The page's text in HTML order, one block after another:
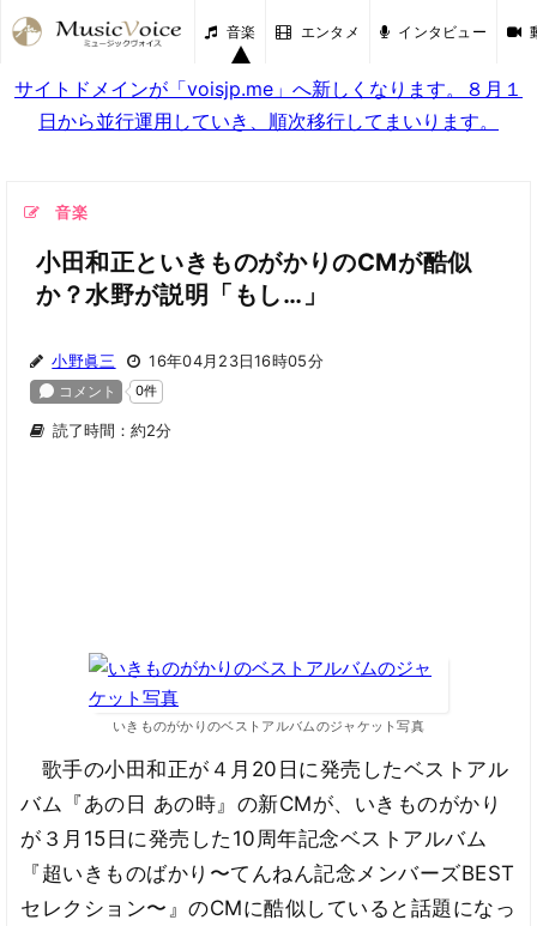
音楽 エンタメ インタビュー
サイトドメインが「voisjp.me」へ新しくなります。８月１
日から並行運用していき、順次移行してまいります。
音楽
小田和正といきものがかりのCMが酷似
か？水野が説明「もし…」
小野眞三 16年04月23日16時05分
読了時間：約2分
いきものがかりのベストアルバムのジャケット写真
歌手の小田和正が４月20日に発売したベストアル
バム『あの日 あの時』の新CMが、いきものがかり
が３月15日に発売した10周年記念ベストアルバム
『超いきものばかり〜てんねん記念メンバーズBEST
セレクション〜』のCMに酷似していると話題になっ